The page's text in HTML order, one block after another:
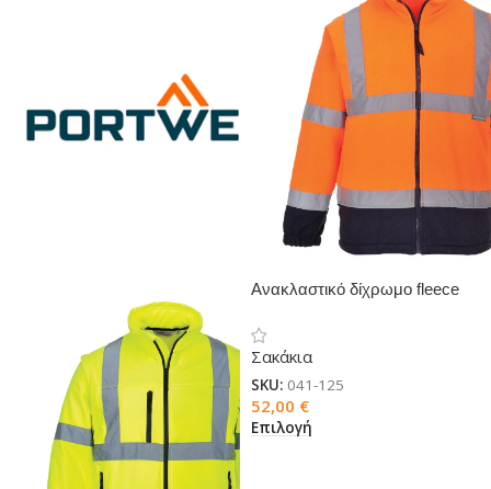
Ανακλαστικό δίχρωμο fleece
Σακάκια
SKU: 041-125
52,00 €
Επιλογή